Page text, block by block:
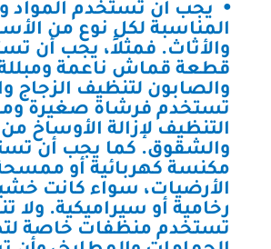
⦁ يجب أن تستخدم المواد
المناسبة لكل نوع من
والأثاث. فمثلاً، يجب أن
قطعة قماش ناعمة ومبللة
والصابون لتنظيف الزجاج
تستخدم فرشاة صغيرة
التنظيف لإزالة الأوساخ من
والشقوق. كما يجب أن
مكنسة كهربائية أو
الأرضيات، سواء كانت
رخامية أو سيراميكية. ولا
تستخدم منظفات خاصة